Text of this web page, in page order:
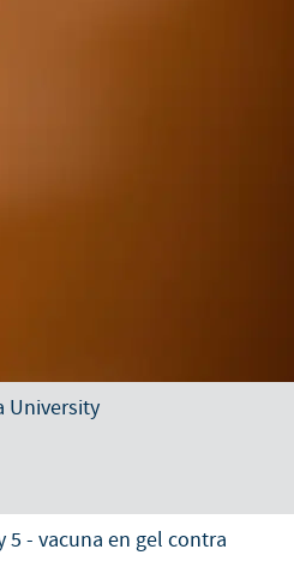
United Kingdom
Vietnam
University
5 - vacuna en gel contra